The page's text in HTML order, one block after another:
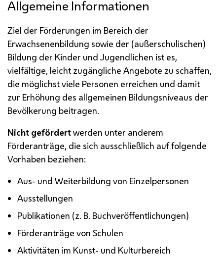
Allgemeine Informationen
Ziel der Förderungen im Bereich der
Erwachsenenbildung sowie der (außerschulischen)
Bildung der Kinder und Jugendlichen ist es,
vielfältige, leicht zugängliche Angebote zu schaffen,
die möglichst viele Personen erreichen und damit
zur Erhöhung des allgemeinen Bildungsniveaus der
Bevölkerung beitragen.
Nicht gefördertwerden unter anderem
Förderanträge, die sich ausschließlich auf folgende
Vorhaben beziehen:
Aus- und Weiterbildung von Einzelpersonen
Ausstellungen
Publikationen (z. B. Buchveröffentlichungen)
Förderanträge von Schulen
Aktivitäten im Kunst- und Kulturbereich